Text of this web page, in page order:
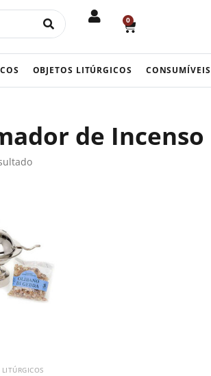
0
CART
OBJETOS LITÚRGICOS CONSUMÍVEIS
de Incenso